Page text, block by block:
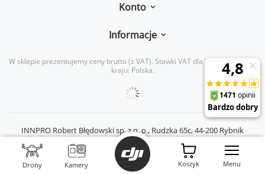
Drony Kamery Koszyk Menu
Konto
Informacje
W sklepie prezentujemy ceny brutto (z VAT). Stawki VAT dla konsumentów z
kraju: Polska.
INNPRO Robert Błędowski sp. z o. o., Rudzka 65c,44-200 Rybnik
mail:kontakt@dji-ars.pl | telefon:734 734 920
PL6423234719 | 0000944160